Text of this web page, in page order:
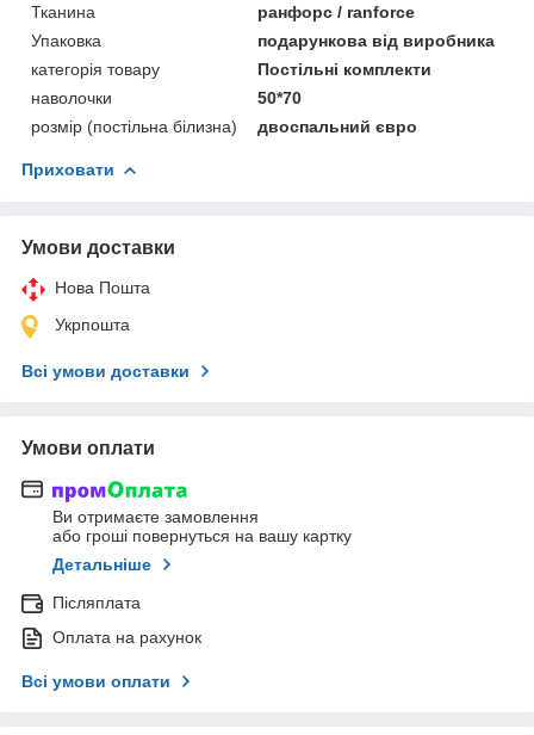
Тканина
ранфорс / ranforce
Упаковка
подарункова від виробника
категорія товару
Постільні комплекти
наволочки
50*70
розмір (постільна білизна)
двоспальний євро
Приховати
Умови доставки
Нова Пошта
Укрпошта
Всі умови доставки
Умови оплати
Ви отримаєте замовлення
або гроші повернуться на вашу картку
Детальніше
Післяплата
Оплата на рахунок
Всі умови оплати